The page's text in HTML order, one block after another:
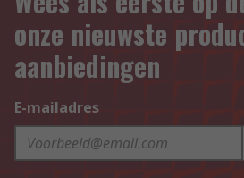
onze nieuwste
aanbiedingen
E-mailadres